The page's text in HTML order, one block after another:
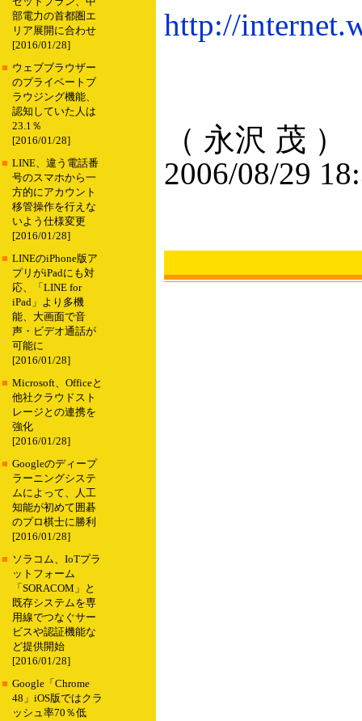
部電力の首都圏エ
リア展開に合わせ
[2016/01/28]
■ ウェブブラウザー
のプライベートブ
ラウジング機能、
認知していた人は
23.1％
[2016/01/28]
■ LINE、違う電話番
号のスマホから一
方的にアカウント
移管操作を行えな
いよう仕様変更
[2016/01/28]
■ LINEのiPhone版ア
プリがiPadにも対
応、「LINE for
iPad」より多機
能、大画面で音
声・ビデオ通話が
可能に
[2016/01/28]
■ Microsoft、Officeと
他社クラウドスト
レージとの連携を
強化
[2016/01/28]
■ Googleのディープ
ラーニングシステ
ムによって、人工
知能が初めて囲碁
のプロ棋士に勝利
[2016/01/28]
■ ソラコム、IoTプラ
ットフォーム
「SORACOM」と
既存システムを専
用線でつなぐサー
ビスや認証機能な
ど提供開始
[2016/01/28]
■ Google「Chrome
48」iOS版ではクラ
ッシュ率70％低
http://
（ 永沢 茂 ）
2006/08/29